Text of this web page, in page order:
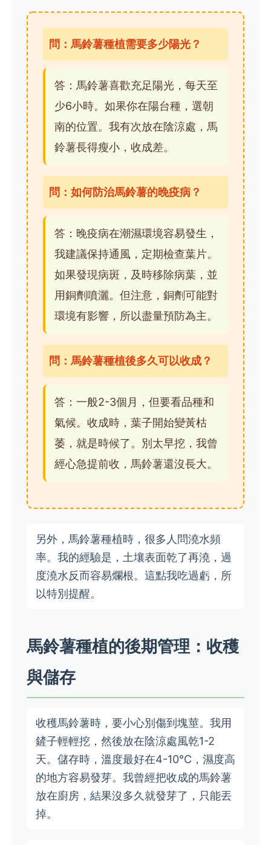
問：馬鈴薯種植需要多少陽光？
答：馬鈴薯喜歡充足陽光，每天至
少6小時。如果你在陽台種，選朝
南的位置。我有次放在陰涼處，馬
鈴薯長得瘦小，收成差。
問：如何防治馬鈴薯的晚疫病？
答：晚疫病在潮濕環境容易發生，
我建議保持通風，定期檢查葉片。
如果發現病斑，及時移除病葉，並
用銅劑噴灑。但注意，銅劑可能對
環境有影響，所以盡量預防為主。
問：馬鈴薯種植後多久可以收成？
答：一般2-3個月，但要看品種和
氣候。收成時，葉子開始變黃枯
萎，就是時候了。別太早挖，我曾
經心急提前收，馬鈴薯還沒長大。
另外，馬鈴薯種植時，很多人問澆水頻
率。我的經驗是，土壤表面乾了再澆，過
度澆水反而容易爛根。這點我吃過虧，所
以特別提醒。
馬鈴薯種植的後期管理：收穫
與儲存
收穫馬鈴薯時，要小心別傷到塊莖。我用
鏟子輕輕挖，然後放在陰涼處風乾1-2
天。儲存時，溫度最好在4-10°C，濕度高
的地方容易發芽。我曾經把收成的馬鈴薯
放在廚房，結果沒多久就發芽了，只能丟
掉。